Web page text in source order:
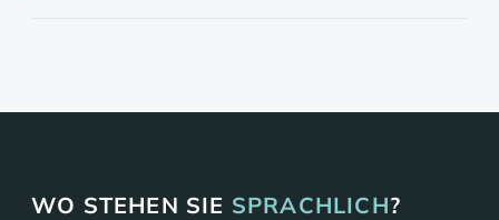
WO STEHEN SIE SPRACHLICH?